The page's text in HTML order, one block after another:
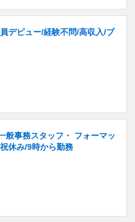
デビュー/経験不問/高収入/ブ
般事務スタッフ・ フォーマッ
休み/9時から勤務